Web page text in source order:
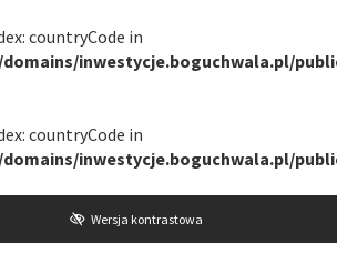
countryCode in
inwestycje.boguchwala.pl/
countryCode in
inwestycje.boguchwala.pl/
Wersja kontrastowa